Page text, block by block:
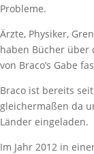
Probleme.
Ärzte, Physiker,
haben Bücher über
von Braco’s Gabe
Braco ist bereits
gleichermaßen da
Länder eingeladen.
Im Jahr 2012 in